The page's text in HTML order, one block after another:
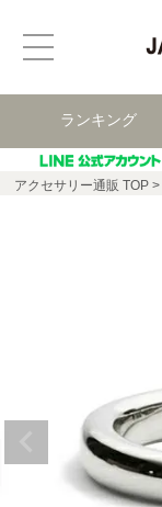
ランキング
アクセサリー通販 TOP